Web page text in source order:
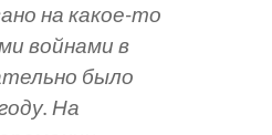
на какое-то
войнами в
было
На